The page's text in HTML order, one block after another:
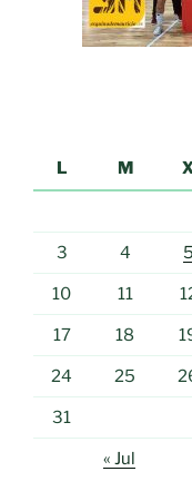
L
M
3 4 5
10 11
17 18
24 25
31
« Jul